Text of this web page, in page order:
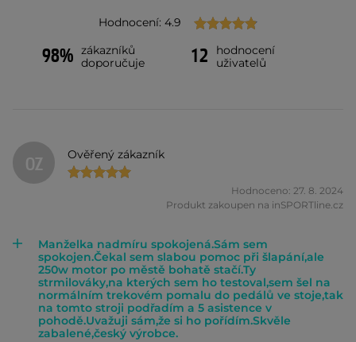
Hodnocení: 4.9
98% zákazníků
doporučuje
12
hodnocení
uživatelů
OZ Ověřený zákazník
Hodnoceno: 27. 8. 2024
Produkt zakoupen na inSPORTline.cz
Manželka nadmíru spokojená.Sám sem
spokojen.Čekal sem slabou pomoc při šlapání,ale
250w motor po městě bohatě stačí.Ty
strmilováky,na kterých sem ho testoval,sem šel na
normálním trekovém pomalu do pedálů ve stoje,tak
na tomto stroji podřadím a 5 asistence v
pohodě.Uvažuji sám,že si ho pořídím.Skvěle
zabalené,český výrobce.